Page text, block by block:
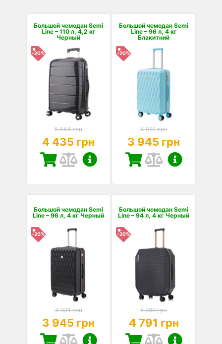
Большой чемодан Semi
Line – 110 л, 4,2 кг
Черный
-20%
5 544 грн
4 435 грн
Большой чемодан Semi
Line – 96 л, 4 кг
Блакитний
-20%
4 931 грн
3 945 грн
Большой чемодан Semi
Line – 96 л, 4 кг Черный
-20%
4 931 грн
3 945 грн
Большой чемодан Semi
Line – 94 л, 4 кг Черный
-20%
5 989 грн
4 791 грн